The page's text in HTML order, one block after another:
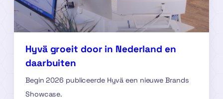
Hyvä groeit door in Nederland en
daarbuiten
Begin 2026 publiceerde Hyvä een nieuwe Brands
Showcase.